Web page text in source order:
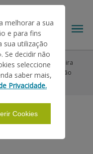
Único
POSEI Madeira
Vinho - Produção
melhorar a sua
e para fins
sua utilização
Se decidir não
seleccione
saber mais,
Privacidade.
Cookies